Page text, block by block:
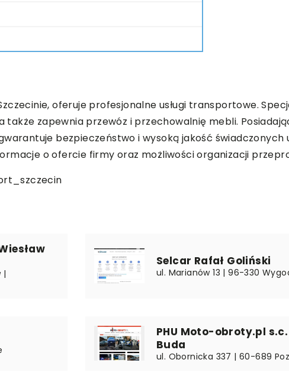
oferuje profesjonalne usługi transportowe.
zapewnia przewóz i przechowalnię mebli.
bezpieczeństwo i wysoką jakość świadczonych
o ofercie firmy oraz możliwości organizacji
|
Selcar Rafał Goliński
ul. Marianów 13 | 96-330
PHU Moto-obroty.pl
Buda
ul. Obornicka 337 | 60-689